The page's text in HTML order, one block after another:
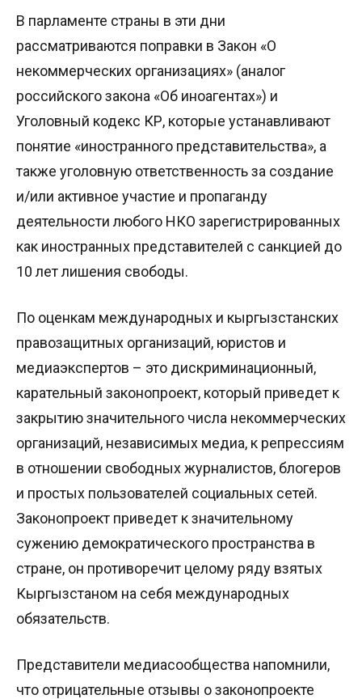
В парламенте страны в эти дни
рассматриваются поправки в Закон «О
некоммерческих организациях» (аналог
российского закона «Об иноагентах») и
Уголовный кодекс КР, которые устанавливают
понятие «иностранного представительства», а
также уголовную ответственность за создание
и/или активное участие и пропаганду
деятельности любого НКО зарегистрированных
как иностранных представителей с санкцией до
10 лет лишения свободы.
По оценкам международных и кыргызстанских
правозащитных организаций, юристов и
медиаэкспертов – это дискриминационный,
карательный законопроект, который приведет к
закрытию значительного числа некоммерческих
организаций, независимых медиа, к репрессиям
в отношении свободных журналистов, блогеров
и простых пользователей социальных сетей.
Законопроект приведет к значительному
сужению демократического пространства в
стране, он противоречит целому ряду взятых
Кыргызстаном на себя международных
обязательств.
Представители медиасообщества напомнили,
что отрицательные отзывы о законопроекте